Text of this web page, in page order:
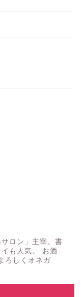
ロン」主宰。書
も人気。 お酒
ろしくオネガ